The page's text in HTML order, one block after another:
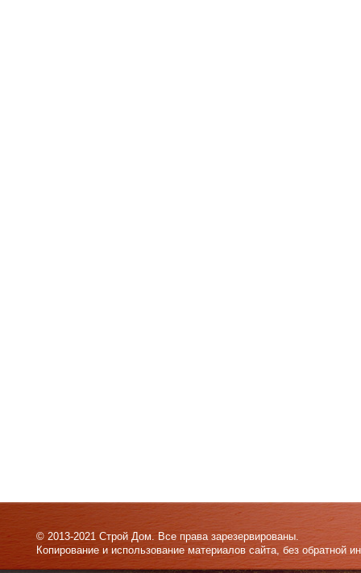
© 2013-2021 Строй Дом. Все права зарезервированы.
Копирование и использование материалов сайта, без обратной